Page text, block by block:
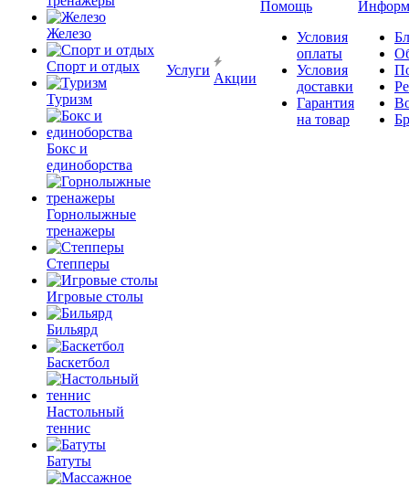
Железо
Спорт и отдых
Туризм
Бокс и
единоборства
Горнолыжные
тренажеры
Степперы
Игровые столы
Бильярд
Баскетбол
Настольный
теннис
Батуты
Услуги
Акции
Помощь
Условия
оплаты
Условия
доставки
Гарантия
на товар